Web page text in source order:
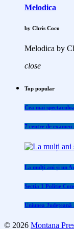
Melodica
by Chris Coco
Melodica by
close
Top popular
Cea mai
7 centre de
La mulți ani și un
Sectia 1 Politie
Uniunea
© 2026 Montana